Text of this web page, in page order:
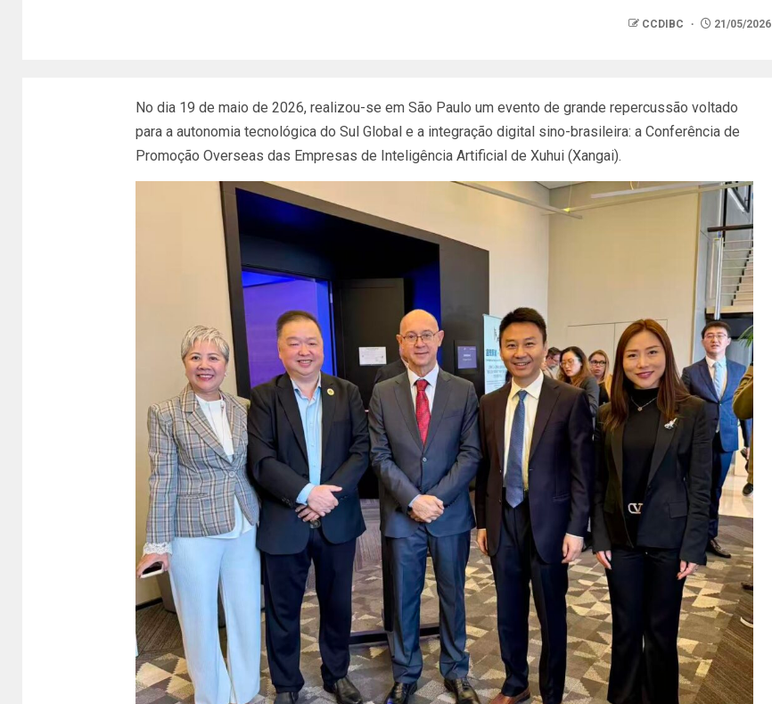
CCDIBC 21/05/2026
No dia 19 de maio de 2026, realizou-se em São Paulo um evento de grande repercussão voltado
para a autonomia tecnológica do Sul Global e a integração digital sino-brasileira: a Conferência de
Promoção Overseas das Empresas de Inteligência Artificial de Xuhui (Xangai).